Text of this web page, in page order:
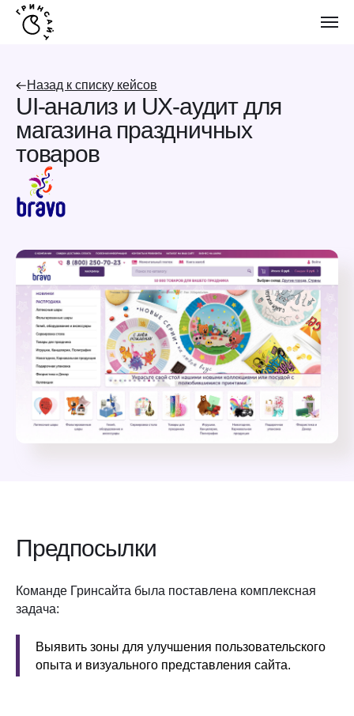
Назад к списку кейсов
UI-анализ и UX-аудит для
магазина праздничных
товаров
Предпосылки
Команде Гринсайта была поставлена комплексная
задача:
Выявить зоны для улучшения пользовательского
опыта и визуального представления сайта.